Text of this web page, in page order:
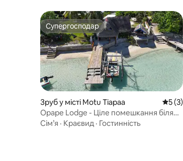
Супергосподар
Супергосподар
Зруб у місті Motu Tiapaa
5 (3)
Opape Lodge - Ціле помешкання біля
води
Сім’я · Краєвид · Гостинність